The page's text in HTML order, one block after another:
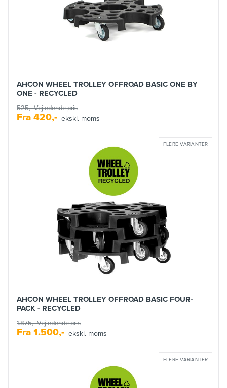
AHCON WHEEL TROLLEY OFFROAD BASIC ONE BY
ONE - RECYCLED
525,-Vejledende pris
Fra 420,- ekskl. moms
AHCON WHEEL TROLLEY OFFROAD BASIC FOUR-
PACK - RECYCLED
1.875,-Vejledende pris
Fra 1.500,- ekskl. moms
FLERE VARIANTER
FLERE VARIANTER